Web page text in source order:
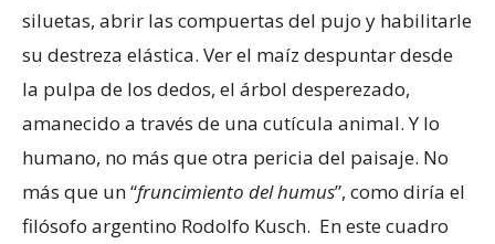
siluetas, abrir las compuertas del pujo y habilitarle
su destreza elástica. Ver el maíz despuntar desde
la pulpa de los dedos, el árbol desperezado,
amanecido a través de una cutícula animal. Y lo
humano, no más que otra pericia del paisaje. No
más que un “fruncimiento del humus”, como diría el
filósofo argentino Rodolfo Kusch. En este cuadro